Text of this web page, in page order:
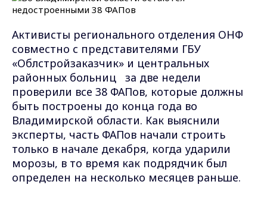
Активисты регионального отделения ОНФ
совместно с представителями ГБУ
«Облстройзаказчик» и центральных
районных больниц
за две недели
проверили все 38 ФАПов, которые должны
быть построены до конца года во
Владимирской области. Как выяснили
эксперты, часть ФАПов начали строить
только в начале декабря, когда ударили
морозы, в то время как подрядчик был
определен на несколько месяцев раньше.